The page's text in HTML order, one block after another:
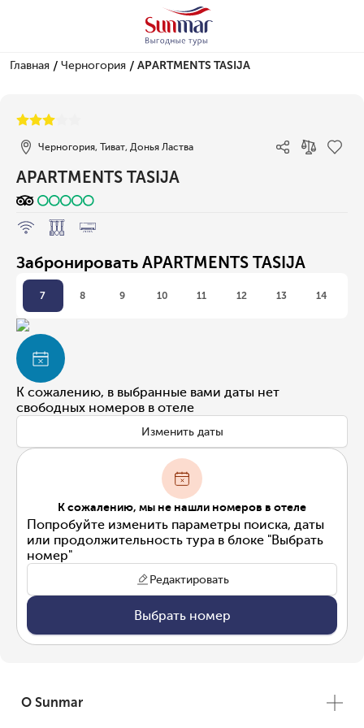
Главная / Черногория / APARTMENTS TASIJA
Черногория, Тиват, Донья Ластва
APARTMENTS TASIJA
Забронировать APARTMENTS TASIJA
7 8 9 10 11 12 13 14
К сожалению, в выбранные вами даты нет
свободных номеров в отеле
Изменить даты
К сожалению, мы не нашли номеров в отеле
Попробуйте изменить параметры поиска, даты
или продолжительность тура в блоке "Выбрать
номер"
Редактировать
Выбрать номер
О Sunmar